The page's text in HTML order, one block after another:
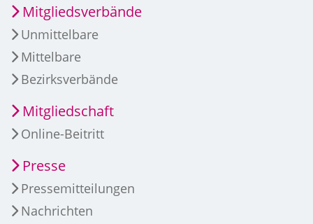
Mitgliedsverbände
Unmittelbare
Mittelbare
Bezirksverbände
Mitgliedschaft
Online-Beitritt
Presse
Pressemitteilungen
Nachrichten